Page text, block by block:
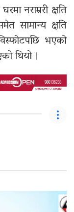
नराम्ररी क्षति
सामान्य क्षति
भएको
थियो ।